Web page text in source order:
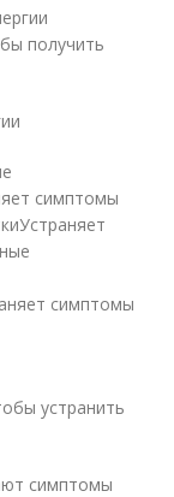
получить
симптомы
симптомы
устранить
симптомы